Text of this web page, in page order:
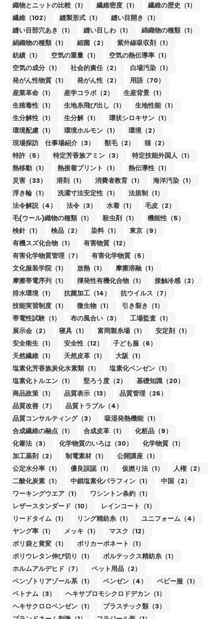
織物とニットの比較（1）
繊維密度（1）
繊維の歴史（1）
繊維（102）
縫製形式（1）
縫い目開き（1）
縫い目部穴あき（1）
縫い目しわ（1）
綿織物の種類（1）
絹織物の種類（1）
細菌（2）
紫外線吸収剤（1）
紡績（1）
空気の重量（1）
空気の熱伝導率（1）
空気の成分（1）
社会的責任（2）
白場汚染（1）
発がん性物質（1）
発がん性（2）
用語（70）
産業革命（1）
産学コラボ（2）
生産背景（1）
生殖毒性（1）
生地糸飛び出し（1）
生地性能（1）
生分解性（1）
生分解（1）
環状シロキサン（1）
環境配慮（1）
環境ホルモン（1）
環境（2）
現場探訪 仕事場紹介（3）
獣毛（2）
猫（2）
特許（5）
特定芳香族アミン（3）
特定技能外国人（1）
熱移動（1）
熱接着プリント（1）
熱伝導性（1）
災害（33）
溶剤（1） 消費者教育（1）
海洋汚染（1）
浮き輪（1）
洗濯寸法安定性（1）
法規制（1）
法令解説（4）
法令（3） 水着（1）
毛皮（2）
毛(ウール)織物の種類（1）
殺虫剤（1）
機能性（5）
検針（1）
検品（2） 染料（1）
東京（9）
有機スズ化合物（1）
有害物質（12）
有害化学物質管理（7）
有害化学物質（5）
文化服装学院（1）
放熱（1）
摩擦溶融（1）
摩擦帯電序列（1）
揮発性有機化合物（1）
接触冷感（2）
排水環境（1）
抗菌加工（14）
抗ウイルス（7）
技能実習制度（1）
微生物（1）
引き裂き（1）
帯電性試験（1）
布の風合い（3）
工場監査（1）
展示会（2）
寝具（1） 富岡製糸場（1）
安定剤（1）
安全衛生（1）
安全性（12）
子ども服（6）
天然繊維（1）
天然皮革（1）
大阪（1）
塩素化芳香族炭化水素類（1）
塩素化ベンゼン（1）
塩素化トルエン（1）
堅ろう度（2）
基礎知識（20）
商品政策（1）
品質表示（13）
品質管理（26）
品質改善（7）
品質トラブル（4）
品質コンサルティング（3）
吸湿発熱機能（1）
合成繊維の融点（1）
合成皮革（1）
化粧品（9）
化審法（3）
化学物質のいろは（30）
化学物質（1）
加工薬剤（2）
制電素材（1）
公開講座（1）
公定水分率（1）
優良誤認（1） 仮撚り法（1）
人権（2）
二酸化炭素（1）
中鎖塩素化パラフィン（1）
中国（2）
ワーキングウエア（1）
ワシントン条約（1）
レザースタンダード（10）
レインコート（1）
リードタイム（1）
リング精紡糸（1）
ユニフォーム（4）
ヤング率（1）
メッキ（1）
マスク（12）
ポリ袋と黄変（1）
ポリカーボネート（1）
ポリウレタン伸び切り（1）
ボルテックス精紡糸（1）
ホルムアルデヒド（7）
ペット用品（2）
ベンゾトリアゾール系（1）
ベンゼン（4）
ベビー服（1）
ベトナム（3）
ヘキサブロモシクロドデカン（1）
ヘキサクロロベンゼン（1）
プラスチック類（3）